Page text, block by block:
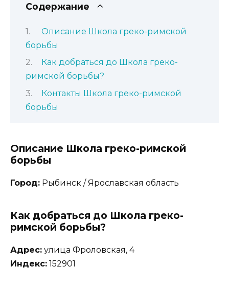
Содержание
Описание Школа греко-римской
борьбы
Как добраться до Школа греко-
римской борьбы?
Контакты Школа греко-римской
борьбы
Описание Школа греко-римской
борьбы
Город: Рыбинск / Ярославская область
Как добраться до Школа греко-
римской борьбы?
Адрес: улица Фроловская, 4
Индекс: 152901